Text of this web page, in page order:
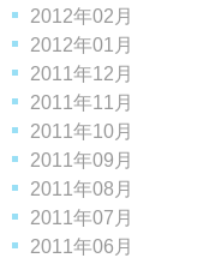
2012年02月
2012年01月
2011年12月
2011年11月
2011年10月
2011年09月
2011年08月
2011年07月
2011年06月